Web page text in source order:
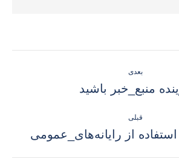
قبلی
نوشته
قبلی:
از رایانه‌های_عمومی
بعدی
نوشته
بعدی:
منبع_خبر باشید